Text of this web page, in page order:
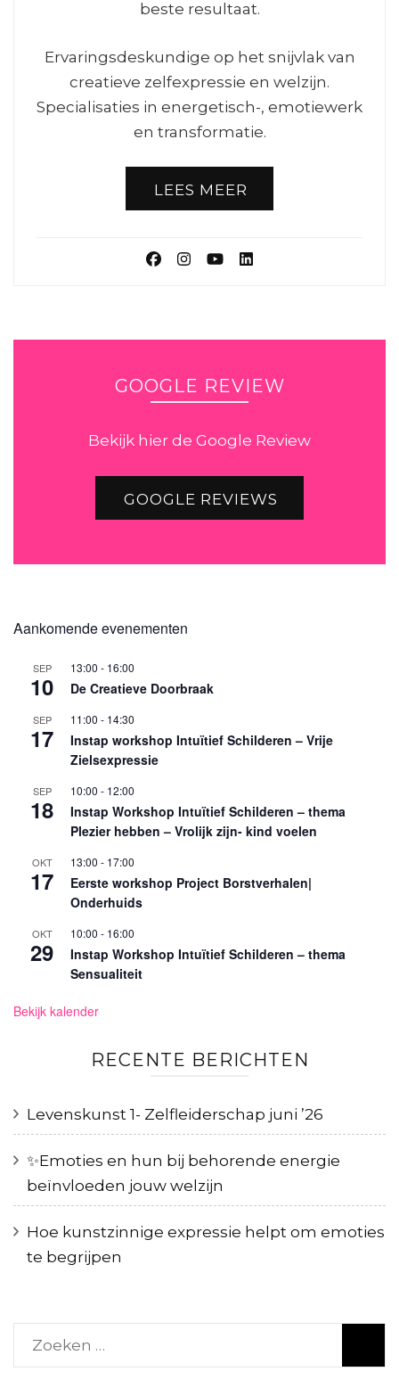
beste resultaat.
Ervaringsdeskundige op het snijvlak van
creatieve zelfexpressie en welzijn.
Specialisaties in energetisch-, emotiewerk
en transformatie.
LEES MEER
GOOGLE REVIEW
Bekijk hier de Google Review
GOOGLE REVIEWS
Aankomende evenementen
SEP
10
13:00 - 16:00
De Creatieve Doorbraak
SEP
17
11:00 - 14:30
Instap workshop Intuïtief Schilderen – Vrije
Zielsexpressie
SEP
18
10:00 - 12:00
Instap Workshop Intuïtief Schilderen – thema
Plezier hebben – Vrolijk zijn- kind voelen
OKT
17
13:00 - 17:00
Eerste workshop Project Borstverhalen|
Onderhuids
OKT
29
10:00 - 16:00
Instap Workshop Intuïtief Schilderen – thema
Sensualiteit
Bekijk kalender
RECENTE BERICHTEN
Levenskunst 1- Zelfleiderschap juni ’26
✨️Emoties en hun bij behorende energie
beïnvloeden jouw welzijn
Hoe kunstzinnige expressie helpt om emoties
te begrijpen
Zoeken
naar: